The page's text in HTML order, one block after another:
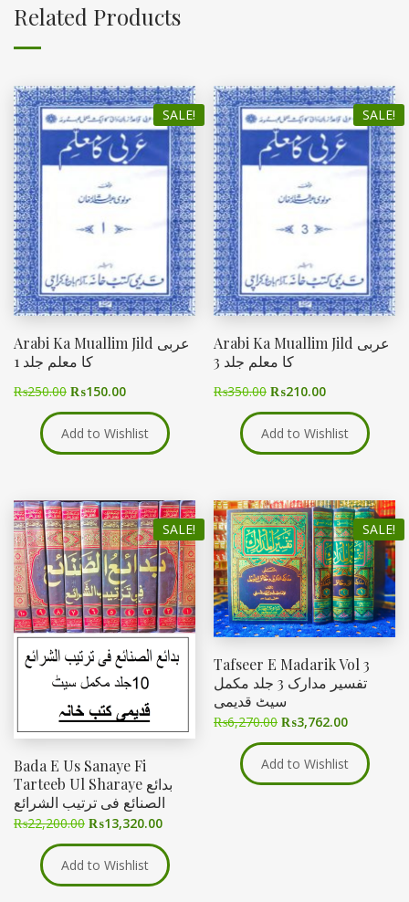
Related Products
SALE!
Arabi Ka Muallim Jild عربی
کا معلم جلد 1
₨250.00 ₨150.00
Add to Wishlist
SALE!
Arabi Ka Muallim Jild عربی
کا معلم جلد 3
₨350.00 ₨210.00
Add to Wishlist
SALE!
Bada E Us Sanaye Fi
Tarteeb Ul Sharaye بدائع
الصنائع فی ترتیب الشرائع
₨22,200.00 ₨13,320.00
Add to Wishlist
SALE!
Tafseer E Madarik Vol 3
تفسیر مدارک 3 جلد مکمل
سیٹ قدیمی
₨6,270.00 ₨3,762.00
Add to Wishlist